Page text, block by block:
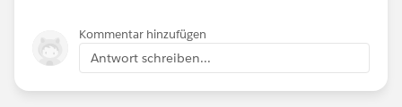
Kommentar hinzufügen
Antwort schreiben...